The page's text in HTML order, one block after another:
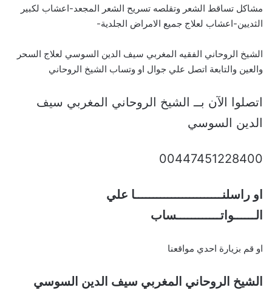
مشاكل تساقط الشعر وتقلصه تسريح الشعر المجعد-اعشاب لكبير
الثديين-اعشاب لعلاج جميع الامراض الجلدية-
الشيخ الروحاني الفقيه المغربي سيف الدين السوسي لعلاج السحر
والعين والتابعة اتصل علي جوال او وتساب الشيخ الروحاني
اتصلوا الآن بــ الشيخ الروحاني المغربي سيف
الدين السوسي
00447451228400
او راسلنــــــــــــــــــــــــا علي
الــــــواتــــــــــــساب
او قم بزيارة احدي مواقعنا
الشيخ الروحاني المغربي سيف الدين السوسي